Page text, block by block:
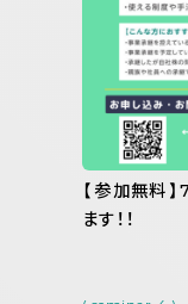
【参加無料
ます！！